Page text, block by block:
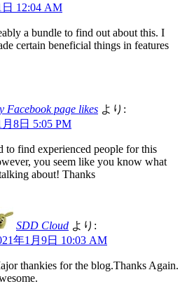
日 12:04 AM
a bundle to find out about this. I
certain beneficial things in features
Facebook page likes より:
月8日 5:05 PM
to find experienced people for this
you seem like you know what
about! Thanks
SDD Cloud より:
年1月9日 10:03 AM
thankies for the blog.Thanks Again.